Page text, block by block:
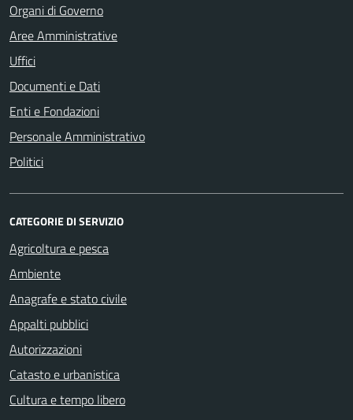
Organi di Governo
Aree Amministrative
Uffici
Documenti e Dati
Enti e Fondazioni
Personale Amministrativo
Politici
CATEGORIE DI SERVIZIO
Agricoltura e pesca
Ambiente
Anagrafe e stato civile
Appalti pubblici
Autorizzazioni
Catasto e urbanistica
Cultura e tempo libero